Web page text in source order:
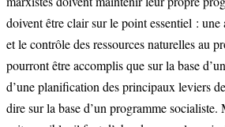
doivent être clair sur le point essentiel : une
et le contrôle des ressources naturelles au
pourront être accomplis que sur la base
d’une planification des principaux leviers
dire sur la base d’un programme socialiste.